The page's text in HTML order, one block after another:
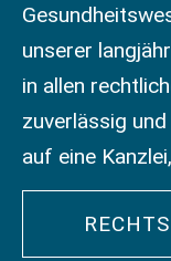
unserer
in allen
zuverlässig
auf eine